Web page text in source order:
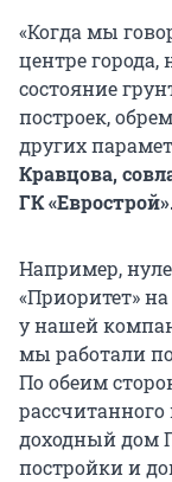
«Когда мы
центре
состояние
построек,
других
Кравцова,
ГК
Например,
«Приоритет»
у нашей
мы работали
По обеим
доходный дом
постройки и